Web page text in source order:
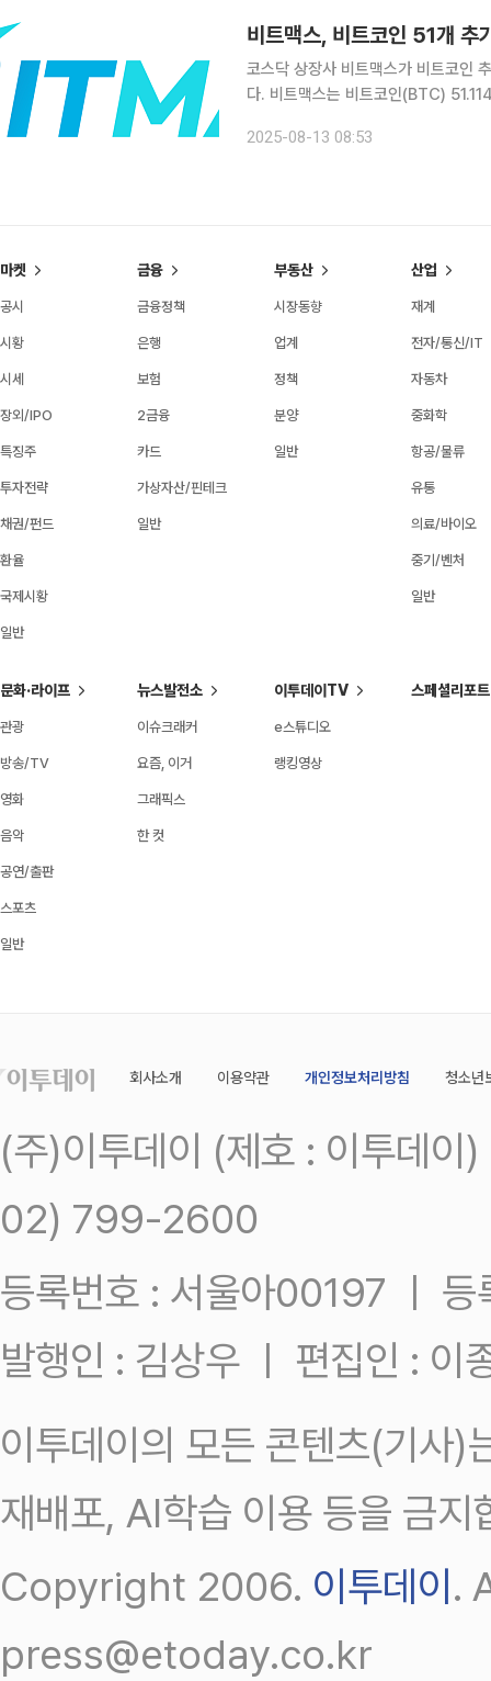
비트맥스, 비트코인 51개 추
코스닥 상장사 비트맥스가 비트코인
다. 비트맥스는 비트코인(BTC) 51.1142개를 총 82억3808만 원에 양수했다고 13일 밝혔다. 1개당
준 총 551개를 보유하게 됐다. 평가금
2025-08-13 08:53
마켓
공시
시황
시세
장외/IPO
특징주
투자전략
채권/펀드
환율
국제시황
일반
금융
금융정책
은행
보험
2금융
카드
가상자산/핀테크
일반
부동산
시장동향
업계
정책
분양
일반
산업
재계
전자/통신/IT
자동차
중화학
항공/물류
유통
의료/바이오
중기/벤처
일반
문화·라이프
관광
방송/TV
영화
음악
공연/출판
스포츠
일반
뉴스발전소
이슈크래커
요즘, 이거
그래픽스
한 컷
이투데이TV
e스튜디오
랭킹영상
스페셜리포트
회사소개 이용약관 개인정보처리방침 청소년
(주)이투데이 (제호 : 이투데
02) 799-2600
등록번호 : 서울아00197 ㅣ
발행인 : 김상우 ㅣ 편집인 : 이
이투데이의 모든 콘텐츠(기사)
재배포, AI학습 이용 등을 금지
Copyright 2006. 이투데이 .
press@etoday.co.kr